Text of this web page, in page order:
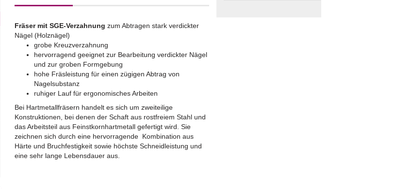
Fräser mit SGE-Verzahnung zum Abtragen stark verdickter
Nägel (Holznägel)
grobe Kreuzverzahnung
hervorragend geeignet zur Bearbeitung verdickter Nägel
und zur groben Formgebung
hohe Fräsleistung für einen zügigen Abtrag von
Nagelsubstanz
ruhiger Lauf für ergonomisches Arbeiten
Bei Hartmetallfräsern handelt es sich um zweiteilige
Konstruktionen, bei denen der Schaft aus rostfreiem Stahl und
das Arbeitsteil aus Feinstkornhartmetall gefertigt wird. Sie
zeichnen sich durch eine hervorragende Kombination aus
Härte und Bruchfestigkeit sowie höchste Schneidleistung und
eine sehr lange Lebensdauer aus.